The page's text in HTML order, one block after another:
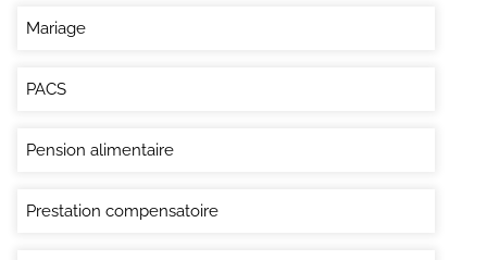
Mariage
PACS
Pension alimentaire
Prestation compensatoire